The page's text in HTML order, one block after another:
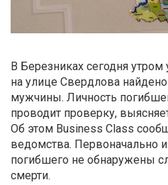
В Березниках сегодня
на улице Свердлова найдено
мужчины. Личность
проводит проверку,
Об этом Business Class
ведомства. Первоначально
погибшего не обнаружены
смерти.